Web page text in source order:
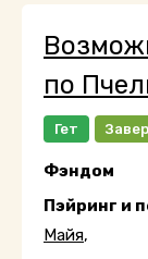
по
Гет
Фэндом
Пэйринг и
Майя,